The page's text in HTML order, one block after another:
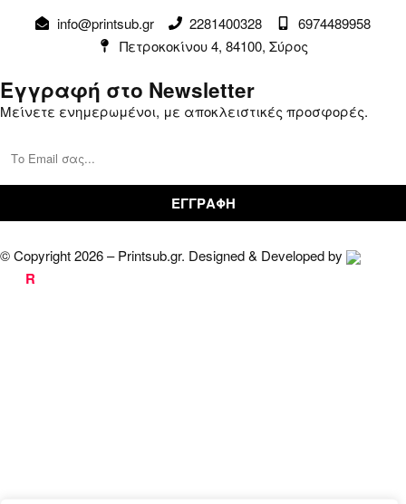
Συναλλαγές
Παραγγελίεςinfo@printsub.gr 2281400328
6974489958
Πετροκοκίνου 4, 84100, Σύρος
Εγγραφή στο Newsletter
Μείνετε ενημερωμένοι, με αποκλειστικές προσφορές.
© Copyright 2026 – Printsub.gr. Designed & Developed by
R